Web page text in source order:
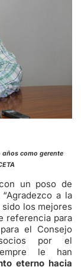
años como gerente
un poso de
a la
los mejores
referencia para
el Consejo
por el
le han
eterno hacia